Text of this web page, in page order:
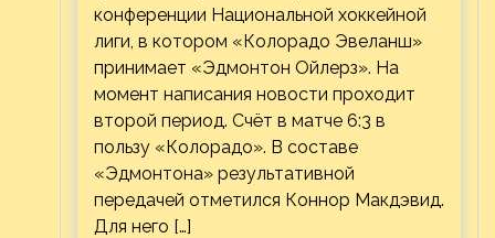
конференции Национальной хоккейной
лиги, в котором «Колорадо Эвеланш»
принимает «Эдмонтон Ойлерз». На
момент написания новости проходит
второй период. Счёт в матче 6:3 в
пользу «Колорадо». В составе
«Эдмонтона» результативной
передачей отметился Коннор Макдэвид.
Для него […]